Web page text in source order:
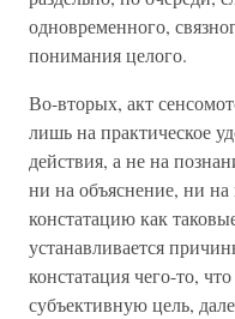
одновременного,
понимания целого.
Во-вторых, акт
лишь на практическое
действия, а не на
ни на объяснение, ни
констатацию как
устанавливается
констатация чего-то,
субъективную цель,